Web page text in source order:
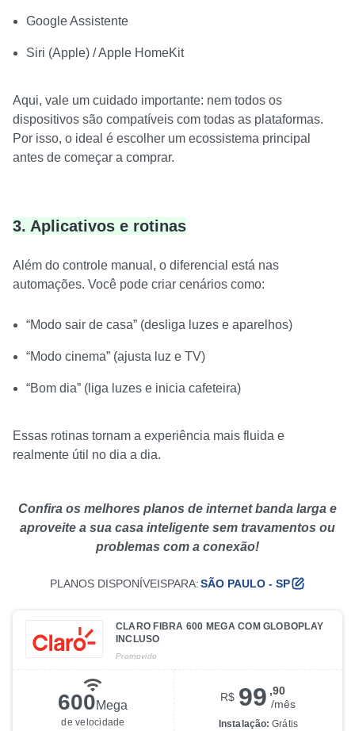
Google Assistente
Siri (Apple) / Apple HomeKit
Aqui, vale um cuidado importante: nem todos os
dispositivos são compatíveis com todas as plataformas.
Por isso, o ideal é escolher um ecossistema principal
antes de começar a comprar.
3. Aplicativos e rotinas
Além do controle manual, o diferencial está nas
automações. Você pode criar cenários como:
“Modo sair de casa” (desliga luzes e aparelhos)
“Modo cinema” (ajusta luz e TV)
“Bom dia” (liga luzes e inicia cafeteira)
Essas rotinas tornam a experiência mais fluida e
realmente útil no dia a dia.
Confira os melhores planos de internet banda larga e
aproveite a sua casa inteligente sem travamentos ou
problemas com a conexão!
PLANOS DISPONÍVEISPARA:SÃO PAULO - SP
CLARO FIBRA 600 MEGA COM GLOBOPLAY
INCLUSO
Promovido
600Mega
de velocidade
R$ 99 ,90
/mês
Instalação: Grátis